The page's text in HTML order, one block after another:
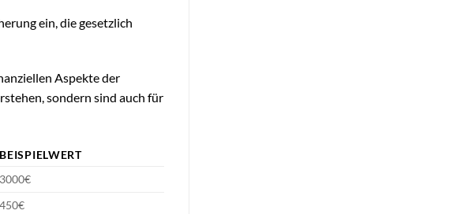
ein, die gesetzlich
Aspekte der
sondern sind auch für
BEISPIELWERT
3000€
450€